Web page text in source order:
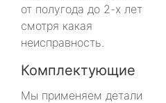
от полугода до 2-х лет
смотря какая
неисправность.
Комплектующие
Мы применяем детали